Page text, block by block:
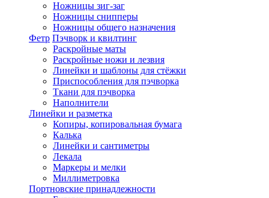
Ножницы зиг-заг
Ножницы снипперы
Ножницы общего назначения
Фетр Пэчворк и квилтинг
Раскройные маты
Раскройные ножи и лезвия
Линейки и шаблоны для стёжки
Приспособления для пэчворка
Ткани для пэчворка
Наполнители
Линейки и разметка
Копиры, копировальная бумага
Калька
Линейки и сантиметры
Лекала
Маркеры и мелки
Миллиметровка
Портновские принадлежности